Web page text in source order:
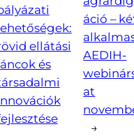
ellátási
és
áció –
AEDIH-
at
→